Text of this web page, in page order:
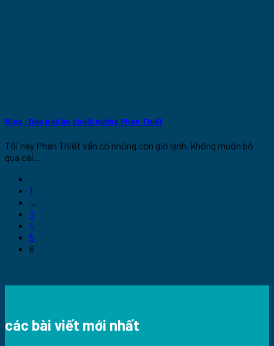
Blog : Dạo phố ăn chuối nướng Phan Thiết
Tối nay Phan Thiết vẩn có những cơn gió lạnh, không muốn bỏ
qua cái...
1
3
4
5
6
các bài viết mới nhất